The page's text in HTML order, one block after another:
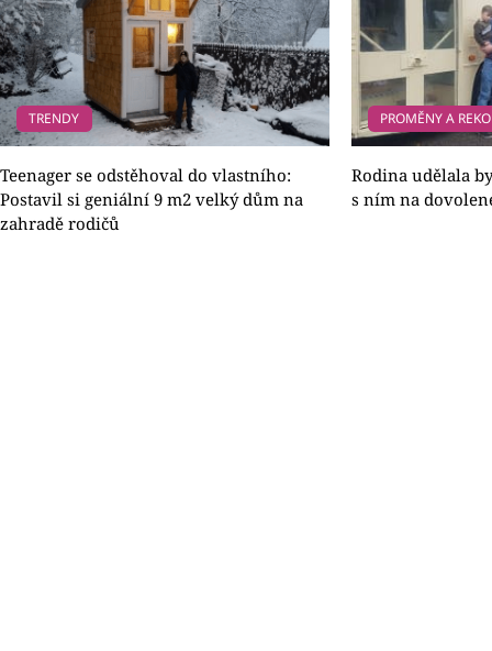
TRENDY
Teenager se odstěhoval do vlastního:
Postavil si geniální 9 m2 velký dům na
zahradě rodičů
PROMĚNY A
Rodina udělala
s ním na